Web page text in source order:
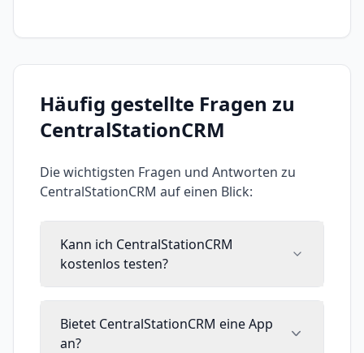
Häufig gestellte Fragen zu
CentralStationCRM
Die wichtigsten Fragen und Antworten zu
CentralStationCRM auf einen Blick:
Kann ich CentralStationCRM
kostenlos testen?
Bietet CentralStationCRM eine App
an?